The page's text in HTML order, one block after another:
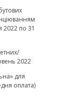
2022 по 31
2022
для
оплата)